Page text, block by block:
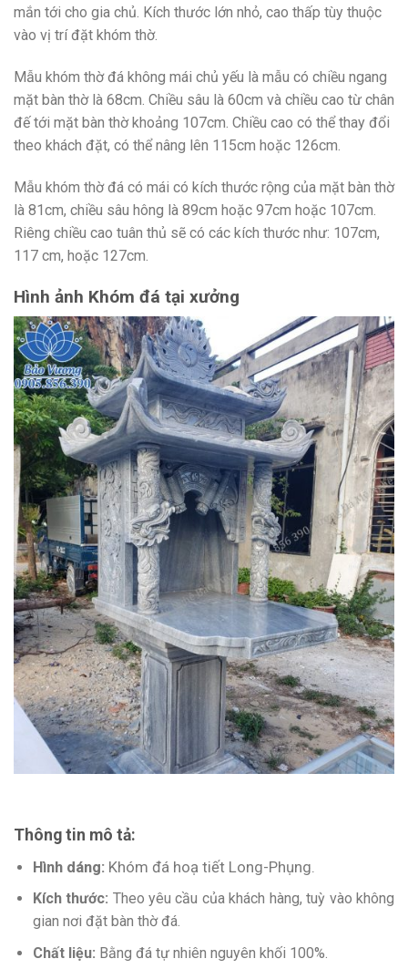
mắn tới cho gia chủ. Kích thước lớn nhỏ, cao thấp tùy thuộc
vào vị trí đặt khóm thờ.
Mẫu khóm thờ đá không mái chủ yếu là mẫu có chiều ngang
mặt bàn thờ là 68cm. Chiều sâu là 60cm và chiều cao từ chân
đế tới mặt bàn thờ khoảng 107cm. Chiều cao có thể thay đổi
theo khách đặt, có thể nâng lên 115cm hoặc 126cm.
Mẫu khóm thờ đá có mái có kích thước rộng của mặt bàn thờ
là 81cm, chiều sâu hông là 89cm hoặc 97cm hoặc 107cm.
Riêng chiều cao tuân thủ sẽ có các kích thước như: 107cm,
117 cm, hoặc 127cm.
Hình ảnh Khóm đá tại xưởng
Thông tin mô tả:
Hình dáng:Khóm đá hoạ tiết Long-Phụng.
Kích thước: Theo yêu cầu của khách hàng, tuỳ vào không
gian nơi đặt bàn thờ đá.
Chất liệu: Bằng đá tự nhiên nguyên khối 100%.